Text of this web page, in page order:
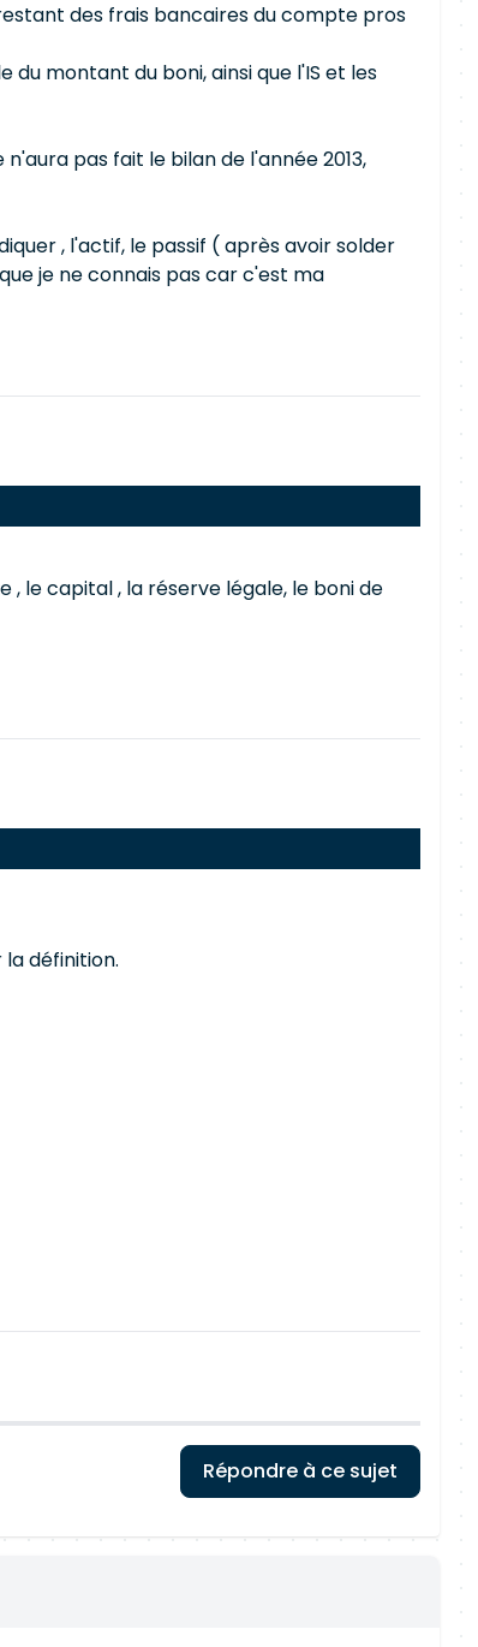
des frais bancaires du compte pros
montant du boni, ainsi que l'IS et les
pas fait le bilan de l'année 2013,
, l'actif, le passif ( après avoir solder
je ne connais pas car c'est ma
le capital , la réserve légale, le boni de
définition.
Répondre à ce sujet